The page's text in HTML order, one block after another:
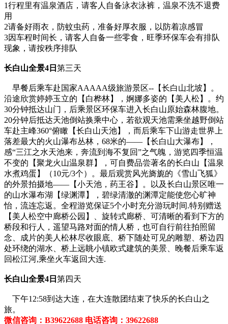
1行程里有温泉酒店，请客人自备泳衣泳裤，温泉不洗不退费
用
2请备好雨衣，防蚊虫药，准备好厚衣服，以防着凉感冒
3因车程时间长，请客人自备一些零食，旺季环保车会有排队
现象，请按秩序排队
长白山全景4日 第三天
早餐后乘车赴国家AAAAA级旅游景区--【长白山北坡】。
沿途欣赏婷婷玉立的【白桦林】，婀娜多姿的【美人松】。约
30分钟抵达山门，后乘景区环保车进入长白山原始森林腹地。
20分钟后抵达天池倒站换乘中心，若欲观天池需乘坐越野倒站
车赴主峰360°俯瞰【长白山天池】，而后乘车下山游走世界上
落差最大的火山瀑布丛林，68米的——【长白山大瀑布】，
感“三江之水天池来，奔流到海不复回”之气魄，游览四季恒温
不变的【聚龙火山温泉群】，可自费品尝著名的长白山【温泉
水煮鸡蛋】（10元/3个）。最后观赏风光旖旎的《雪山飞狐》
的外景拍摄地——【小天池，药王谷】。以及长白山景区唯一
的山水瀑布湖【绿渊潭】，碧绿清澈的渊潭定能使您心旷神
怡，流连忘返。全程游览保证5个小时充分游玩时间.特别赠送
【美人松空中廊桥公园】、旋转式廊桥、可清晰的看到下方的
桥段和行人，遥望马路对面的情人桥，也可自行前往拍照留
念、成片的美人松林尽收眼底、桥下随处可见的雕塑、桥边四
处环绕的湖水、桥上远眺小镇欧式建筑的美景、晚餐后乘车返
回松江河,乘坐火车返回大连.
长白山全景4日 第四天
下午12:58到达大连，在大连散团结束了快乐的长白山之
旅。
微信咨询：B39622688 电话咨询：39622688